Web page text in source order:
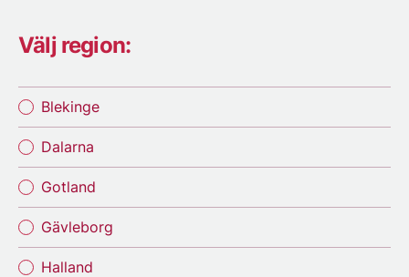
Välj region:
Blekinge
Dalarna
Gotland
Gävleborg
Halland